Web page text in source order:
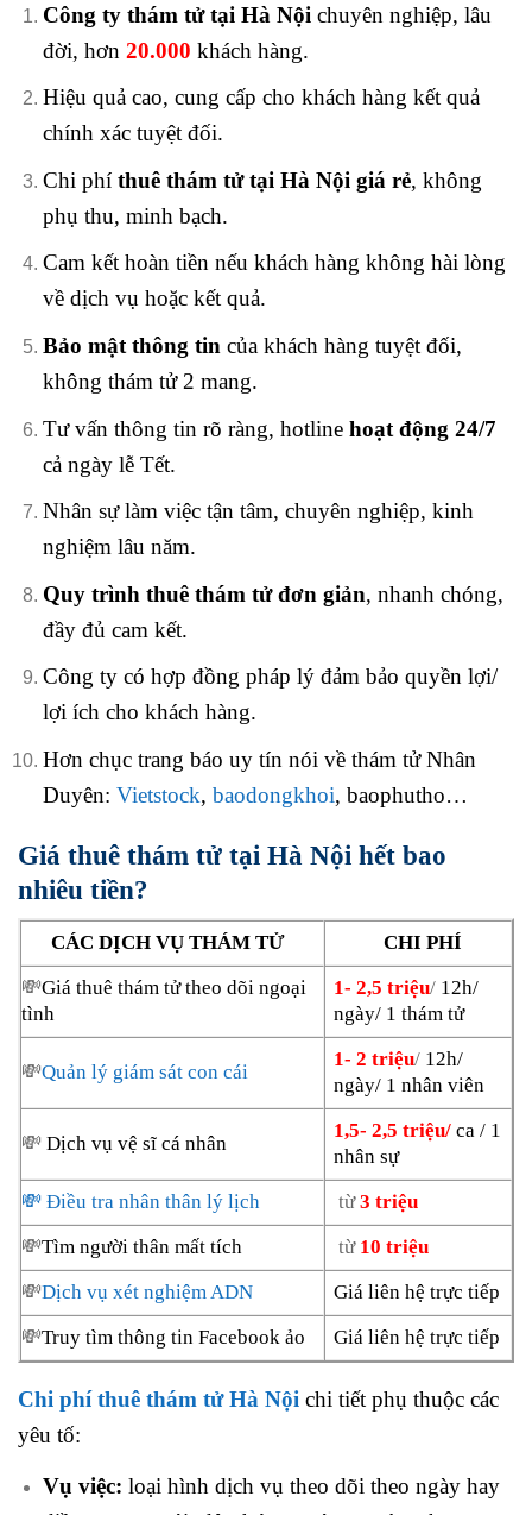
Công ty thám tử tại Hà Nội chuyên nghiệp, lâu
đời, hơn 20.000 khách hàng.
Hiệu quả cao, cung cấp cho khách hàng kết quả
chính xác tuyệt đối.
Chi phí thuê thám tử tại Hà Nội giá rẻ, không
phụ thu, minh bạch.
Cam kết hoàn tiền nếu khách hàng không hài lòng
về dịch vụ hoặc kết quả.
Bảo mật thông tin của khách hàng tuyệt đối,
không thám tử 2 mang.
Tư vấn thông tin rõ ràng, hotlinehoạt động 24/7
cả ngày lễ Tết.
Nhân sự làm việc tận tâm, chuyên nghiệp, kinh
nghiệm lâu năm.
Quy trình thuê thám tử đơn giản, nhanh chóng,
đầy đủ cam kết.
Công ty có hợp đồng pháp lý đảm bảo quyền lợi/
lợi ích cho khách hàng.
Hơn chục trang báo uy tín nói về thám tử Nhân
Duyên: Vietstock, baodongkhoi, baophutho…
Giá thuê thám tử tại Hà Nội hết bao
nhiêu tiền?
CÁC DỊCH VỤ THÁM TỬ
CHI PHÍ
💸Giá thuê thám tử theo dõi ngoại
tình
1- 2,5 triệu/ 12h/
ngày/ 1 thám tử
💸Quản lý giám sát con cái
1- 2 triệu/ 12h/
ngày/ 1 nhân viên
💸 Dịch vụ vệ sĩ cá nhân
1,5- 2,5 triệu/ ca / 1
nhân sự
💸 Điều tra nhân thân lý lịch
từ3 triệu
💸Tìm người thân mất tích từ 10 triệu
💸Dịch vụ xét nghiệm ADN
Giá liên hệ trực tiếp
💸Truy tìm thông tin Facebook ảo Giá liên hệ trực tiếp
Chi phí thuê thám tử Hà Nội chi tiết phụ thuộc các
yêu tố:
Vụ việc: loại hình dịch vụ theo dõi theo ngày hay